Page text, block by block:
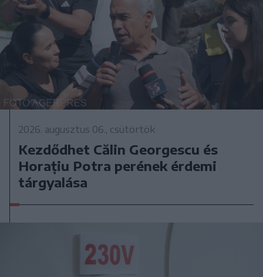
2026. augusztus 06., csütörtök
Kezdődhet Călin Georgescu és
Horațiu Potra perének érdemi
tárgyalása